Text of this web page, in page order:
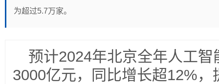
为超过5.7万家。
预计2024年北京全年人工
3000亿元，同比增长超12%